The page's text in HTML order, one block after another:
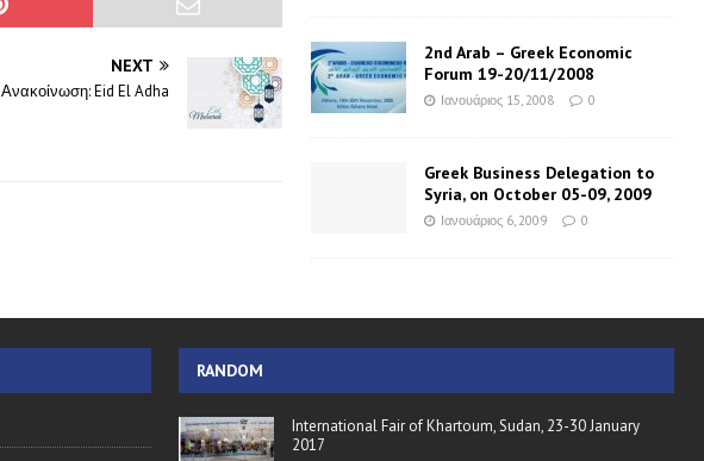
NEXT
Ανακοίνωση: Eid El Adha
2nd Arab – Greek Economic
Forum 19-20/11/2008
Ιανουάριος 15, 2008 0
Greek Business Delegation to
Syria, on October 05-09, 2009
Ιανουάριος 6, 2009 0
RANDOM
International Fair of Khartoum, Sudan, 23-30 January
2017